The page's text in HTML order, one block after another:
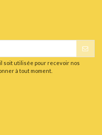
soit utilisée pour recevoir nos
à tout moment.